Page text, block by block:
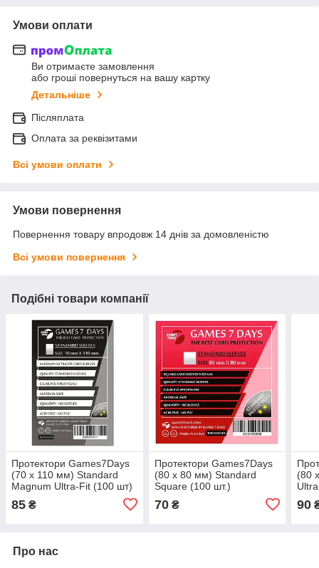
Умови оплати
Ви отримаєте замовлення
або гроші повернуться на вашу картку
Детальніше
Післяплата
Оплата за реквізитами
Всі умови оплати
Умови повернення
Повернення товару впродовж 14 днів за домовленістю
Всі умови повернення
Подібні товари компанії
Протектори Games7Days
(70 х 110 мм) Standard
Magnum Ultra-Fit (100 шт)
85 ₴
Протектори Games7Days
(80 x 80 мм) Standard
Square (100 шт.)
70₴
(80
90
Про нас